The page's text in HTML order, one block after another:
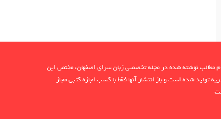
مطالب نوشته شده در مجله تخصصی زبان سرای اصفهان، مختص این
تولید شده است و باز انتشار آنها فقط با کسب اجازه کتبی مجاز